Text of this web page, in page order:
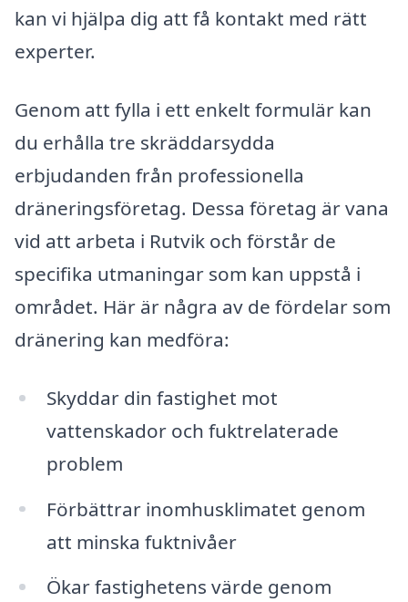
kan vi hjälpa dig att få kontakt med rätt
experter.
Genom att fylla i ett enkelt formulär kan
du erhålla tre skräddarsydda
erbjudanden från professionella
dräneringsföretag. Dessa företag är vana
vid att arbeta i Rutvik och förstår de
specifika utmaningar som kan uppstå i
området. Här är några av de fördelar som
dränering kan medföra:
Skyddar din fastighet mot
vattenskador och fuktrelaterade
problem
Förbättrar inomhusklimatet genom
att minska fuktnivåer
Ökar fastighetens värde genom